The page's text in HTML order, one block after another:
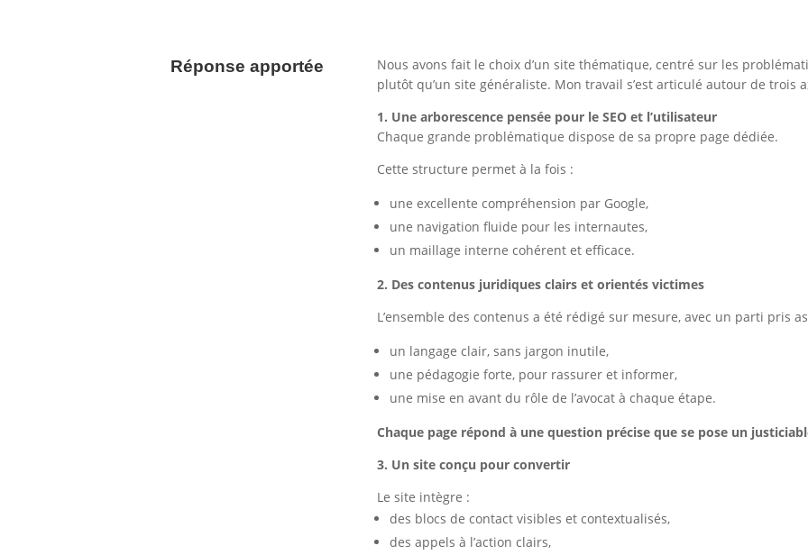
Réponse apportée
Nous avons fait le choix d’un site thématique, centré sur les
plutôt qu’un site généraliste. Mon travail s’est articulé autour de trois
1. Une arborescence pensée pour le SEO et l’utilisateur
Chaque grande problématique dispose de sa propre page dédiée.
Cette structure permet à la fois :
une excellente compréhension par Google,
une navigation fluide pour les internautes,
un maillage interne cohérent et efficace.
2. Des contenus juridiques clairs et orientés victimes
L’ensemble des contenus a été rédigé sur mesure, avec un parti pris
un langage clair, sans jargon inutile,
une pédagogie forte, pour rassurer et informer,
une mise en avant du rôle de l’avocat à chaque étape.
Chaque page répond à une question précise que se pose un
3. Un site conçu pour convertir
Le site intègre :
des blocs de contact visibles et contextualisés,
des appels à l’action clairs,